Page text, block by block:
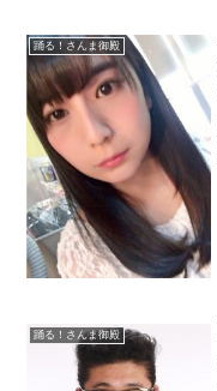
踊る！さんま御殿
踊る！さんま御殿